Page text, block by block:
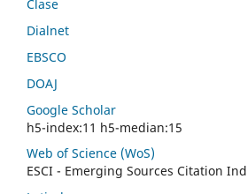
Clase
Dialnet
EBSCO
DOAJ
Google Scholar
h5-index:11 h5-median:15
Web of Science (WoS)
ESCI - Emerging Sources Citation